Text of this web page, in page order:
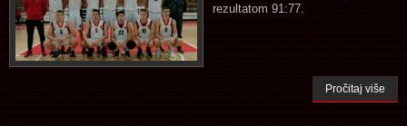
rezultatom 91:77.
Pročitaj više